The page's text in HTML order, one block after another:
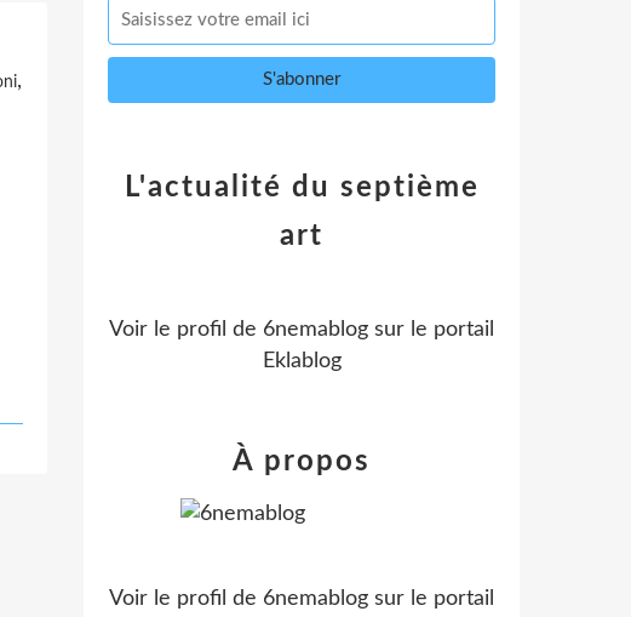
,
L'actualité du septième
art
Voir le profil de 6nemablog sur le portail
Eklablog
À propos
Voir le profil de 6nemablog sur le portail